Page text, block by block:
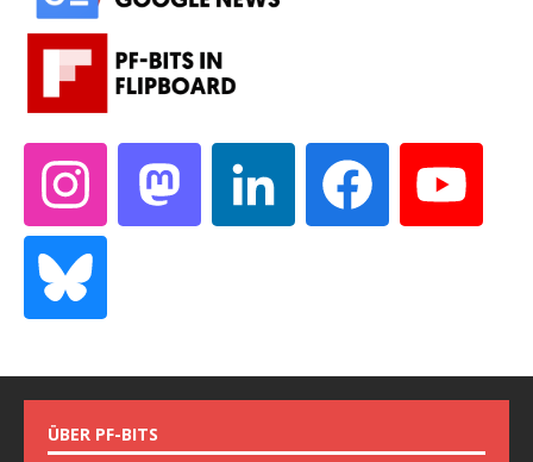
ÜBER PF-BITS